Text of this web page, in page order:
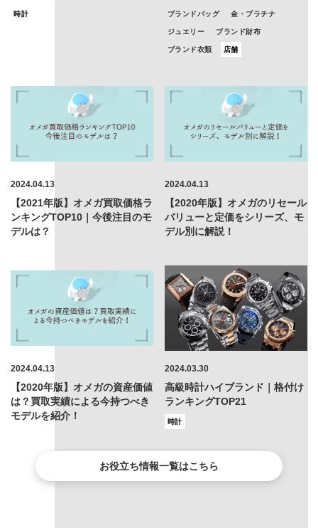
時計 ブランドバッグ 金・プラチナ
ジュエリー ブランド財布
ブランド衣類 店舗
2024.04.13
【2021年版】オメガ買取価格ラ
ンキングTOP10｜今後注目のモ
デルは？
2024.04.13
【2020年版】オメガのリセール
バリューと定価をシリーズ、モ
デル別に解説！
2024.04.13
【2020年版】オメガの資産価値
は？買取実績による今持つべき
モデルを紹介！
2024.03.30
高級時計ハイブランド｜格付け
ランキングTOP21
時計
お役立ち情報一覧はこちら